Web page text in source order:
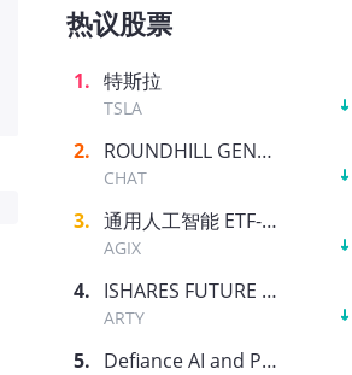
热议股票
1. 特斯拉
TSLA
2. ROUNDHILL GENERATIVE AI & TECHNOLOGY ETF
CHAT
3. 通用人工智能 ETF-AGIX
AGIX
4. ISHARES FUTURE AI & TECH ETF
ARTY
5. Defiance AI and Power Infrastructure ETF